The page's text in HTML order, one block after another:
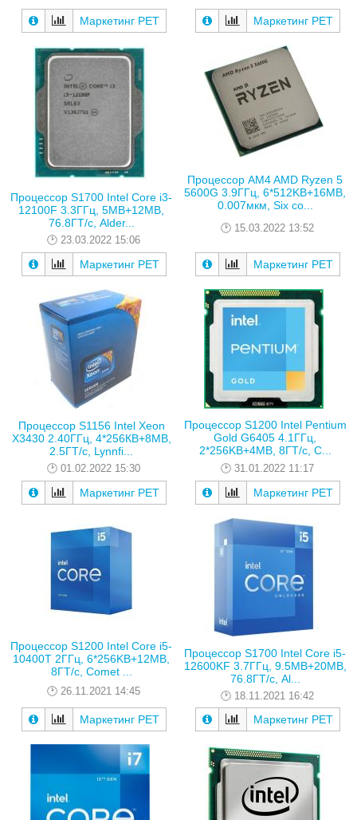
Маркетинг РЕТ Маркетинг РЕТ
Процессор S1700 Intel Core i3-
12100F 3.3ГГц, 5MB+12MB,
76.8ГТ/с, Alder...
23.03.2022 15:06
Маркетинг РЕТ
Процессор AM4 AMD Ryzen 5
5600G 3.9ГГц, 6*512KB+16MB,
0.007мкм, Six co...
15.03.2022 13:52
Маркетинг РЕТ
Процессор S1156 Intel Xeon
X3430 2.40ГГц, 4*256КB+8MB,
2.5ГТ/с, Lynnfi...
01.02.2022 15:30
Маркетинг РЕТ
Процессор S1200 Intel Pentium
Gold G6405 4.1ГГц,
2*256KB+4MB, 8ГТ/с, C...
31.01.2022 11:17
Маркетинг РЕТ
Процессор S1200 Intel Core i5-
10400T 2ГГц, 6*256KB+12MB,
8ГТ/с, Comet ...
26.11.2021 14:45
Маркетинг РЕТ
Процессор S1700 Intel Core i5-
12600KF 3.7ГГц, 9.5MB+20MB,
76.8ГТ/с, Al...
18.11.2021 16:42
Маркетинг РЕТ